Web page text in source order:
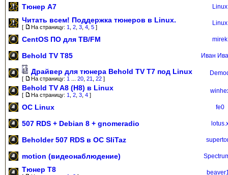
Тюнер А7 Linux
Читать всем! Поддержка тюнеров в Linux.
[ На страницу: 1 2 3 4 5 ]
Linux
CentOS ПО для ТВ/FM mirek
Behold TV T85 Иван
Драйвер для тюнера Behold TV T7 под Linux
[ На страницу: 1 20 21 22 ]
Behold TV A8 (H8) в Linux
[ На страницу: 1 2 3 4 ]
OC Linux fe0
507 RDS + Debian 8 + gnomeradio
Beholder 507 RDS в ОС SliTaz
motion (видеонаблюдение)
Тюнер T8